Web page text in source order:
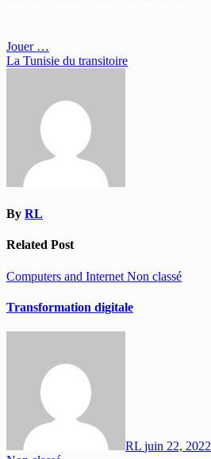
Navigation
de
Jouer …
La Tunisie du transitoire
By RL
Related Post
Computers and Internet Non classé
Transformation digitale
RL juin 22, 2022